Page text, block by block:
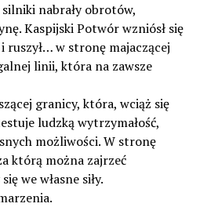
silniki nabrały obrotów,
Kaspijski Potwór wzniósł się
ruszył… w stronę majaczącej
linii, która na zawsze
granicy, która, wciąż się
ludzką wytrzymałość,
możliwości. W stronę
którą można zajrzeć
we własne siły.